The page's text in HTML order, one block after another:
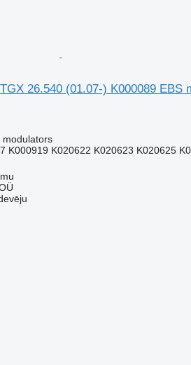
26.540 (01.07-) K000089
modulators
K000919 K020622 K020623 K020625